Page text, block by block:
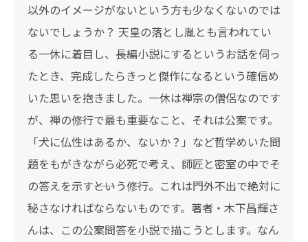
以外のイメージがないという方も少なくないのでは
ないでしょうか？ 天皇の落とし胤とも言われてい
る一休に着目し、長編小説にするというお話を伺っ
たとき、完成したらきっと傑作になるという確信め
いた思いを抱きました。一休は禅宗の僧侶なのです
が、禅の修行で最も重要なこと、それは公案です。
「犬に仏性はあるか、ないか？」など哲学めいた問
題をもがきながら必死で考え、師匠と密室の中でそ
の答えを示す――という修行。これは門外不出で絶対に
秘さなければならないものです。著者・木下昌輝さ
んは、この公案問答を小説で描こうとします。なん